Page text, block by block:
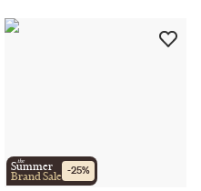
the
Summer
Brand Sale -25%